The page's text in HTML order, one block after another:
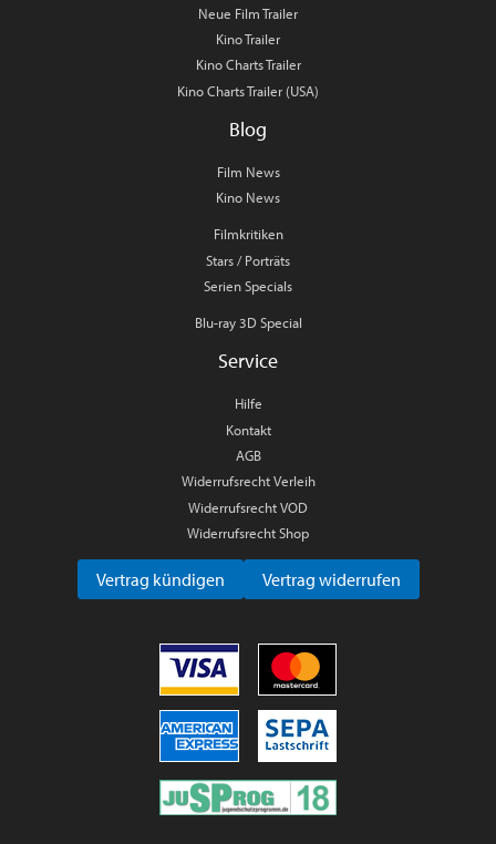
Neue Film Trailer
Kino Trailer
Kino Charts Trailer
Kino Charts Trailer (USA)
Blog
Film News
Kino News
Filmkritiken
Stars / Porträts
Serien Specials
Blu-ray 3D Special
Service
Hilfe
Kontakt
AGB
Widerrufsrecht Verleih
Widerrufsrecht VOD
Widerrufsrecht Shop
Vertrag kündigen Vertrag widerrufen